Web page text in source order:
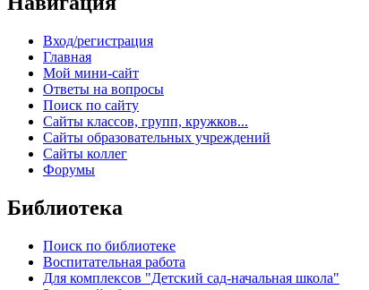
Вход/регистрация
Главная
Мой мини-сайт
Ответы на вопросы
Поиск по сайту
Сайты классов, групп, кружков...
Сайты образовательных учреждений
Сайты коллег
Форумы
Библиотека
Поиск по библиотеке
Воспитательная работа
Для комплексов "Детский сад-начальная школа"